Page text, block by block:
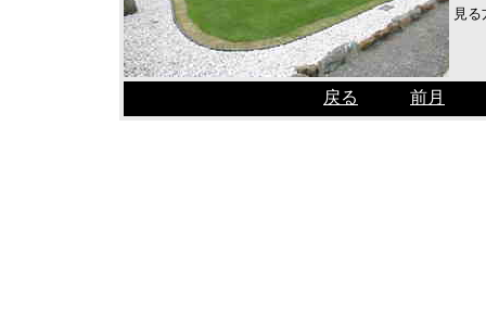
見
戻る 前月